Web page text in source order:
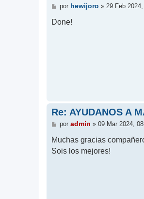
M
n
por hewijoro » 29 Feb
Done!
Re: AYUDANOS A
M
n
a
por admin » 09 Mar 2024,
Muchas gracias
Sois los mejores!